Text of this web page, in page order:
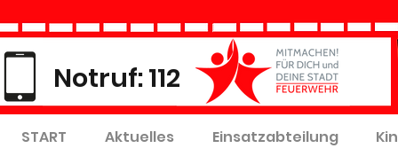
Notruf: 112
START Aktuelles Einsatzabteilung